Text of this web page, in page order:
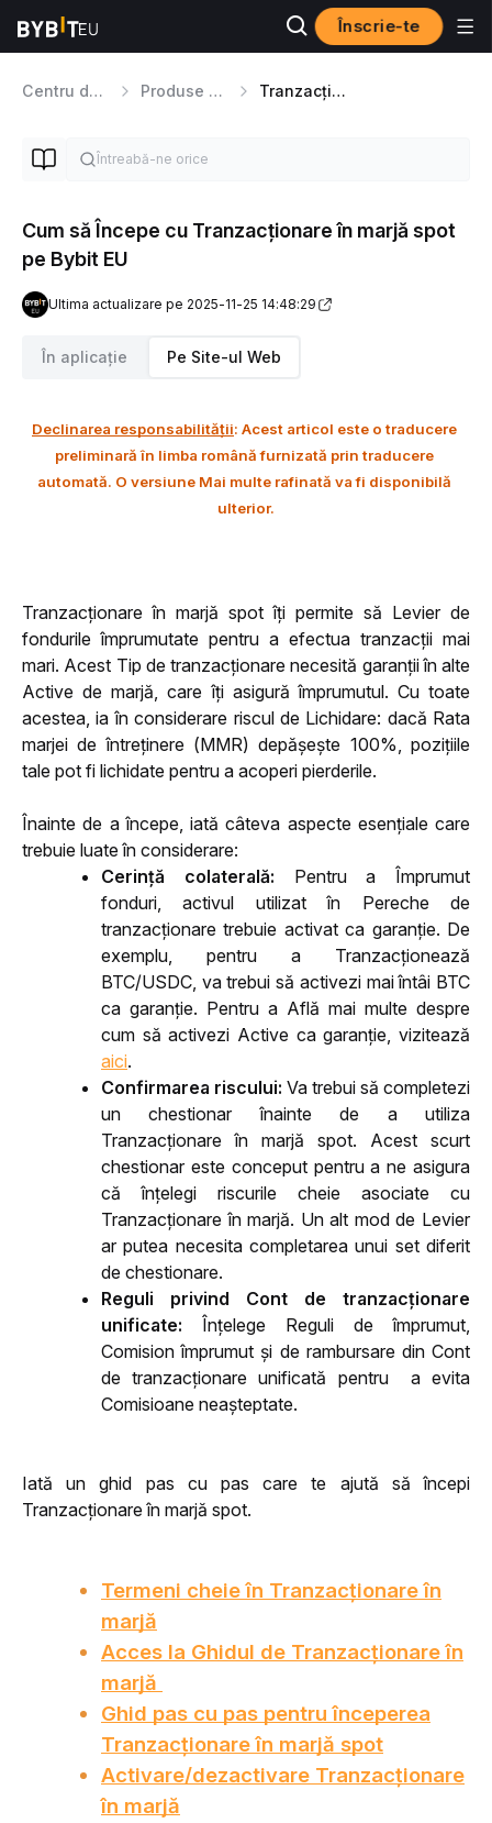
Înscrie-te
Centru de Ajutor Produse De Tranzacționare Tranzacționare în marjă spot
Cum să Începe cu Tranzacționare în marjă spot
pe Bybit EU
Ultima actualizare pe 2025-11-25 14:48:29
În aplicație Pe Site-ul Web
Declinarea responsabilității: Acest articol este o traducere
preliminară în limba română furnizată prin traducere
automată. O versiune Mai multe rafinată va fi disponibilă
ulterior.
Tranzacționare în marjă spot îți permite să Levier de
fondurile împrumutate pentru a efectua tranzacții mai
mari. Acest Tip de tranzacționare necesită garanții în alte
Active de marjă, care îți asigură împrumutul. Cu toate
acestea, ia în considerare riscul de Lichidare: dacă Rata
marjei de întreținere (MMR) depășește 100%, pozițiile
tale pot fi lichidate pentru a acoperi pierderile.
Înainte de a începe, iată câteva aspecte esențiale care
trebuie luate în considerare:
Cerință colaterală: Pentru a Împrumut
fonduri, activul utilizat în Pereche de
tranzacționare trebuie activat ca garanție. De
exemplu, pentru a Tranzacționează
BTC/USDC, va trebui să activezi mai întâi BTC
ca garanție. Pentru a Află mai multe despre
aici.
Confirmarea riscului: Va trebui să completezi
un chestionar înainte de a utiliza
Tranzacționare în marjă spot. Acest scurt
chestionar este conceput pentru a ne asigura
că înțelegi riscurile cheie asociate cu
Tranzacționare în marjă. Un alt mod de Levier
ar putea necesita completarea unui set diferit
de chestionare.
Reguli privind Cont de tranzacționare
unificate: Înțelege Reguli de împrumut,
Comision împrumut și de rambursare din Cont
de tranzacționare unificată pentru  a evita
Comisioane neașteptate.
Iată un ghid pas cu pas care te ajută să începi
Tranzacționare în marjă spot.
Termeni cheie în Tranzacționare în
marjă
Acces la Ghidul de Tranzacționare în
marjă
Ghid pas cu pas pentru începerea
Tranzacționare în marjă spot
Activare/dezactivare Tranzacționare
în marjă